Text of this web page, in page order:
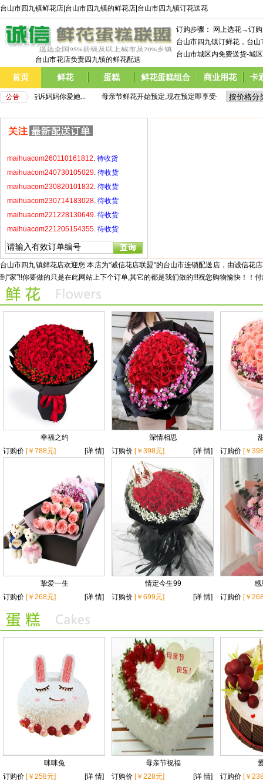
台山市四九镇鲜花店|台山市四九镇的鲜花店|台山市四九镇订花送花
台山市花店负责四九镇的鲜花配送
订购步骤： 网上选花→订
台山市四九镇订鲜花，台
台山市城区内免费送货-城
首页 鲜花 蛋糕 鲜花蛋糕组合 商业用花 卡
,  告诉妈妈你爱她... 母亲节鲜花开始预定,现在预定即享受优惠价格,  告诉妈
maihuacom230714183028.待收货
maihuacom221228130649 .待收货
maihuacom221205154355.待收货
maihuacom220908144740 . 待收货
maihuacom220520214921.待收货
maihuacom220429171531
待收货
maihuacom220423215924
待收货
maihuacom240730105029. 待收货
maihuacom230820101832. 待收货
maihuacom230714183028. 待收货
maihuacom221228130649. 待收货
maihuacom221205154355. 待收货
maihuacom220908144740. 待收货
maihuacom220520214921
待收货
maihuacom220429171531.待收货
maihuacom220423215924 .待收货
台山市四九镇鲜花店欢迎您 本店为“诚信花店联盟”的台山市连锁配送店，由诚信
到“家”!!你要做的只是在此网站上下个订单,其它的都是我们做的!!!祝您购物愉快！
幸福之约
订购价 [￥788元] [详 情]
深情相思
订购价 [￥398元] [详 情]
订购价 [￥
挚爱一生
订购价 [￥268元] [详 情]
情定今生99
订购价 [￥699元] [详 情]
感
订购价 [￥
咪咪兔
订购价 [￥258元] [详 情]
母亲节祝福
订购价 [￥228元] [详 情]
订购价 [￥